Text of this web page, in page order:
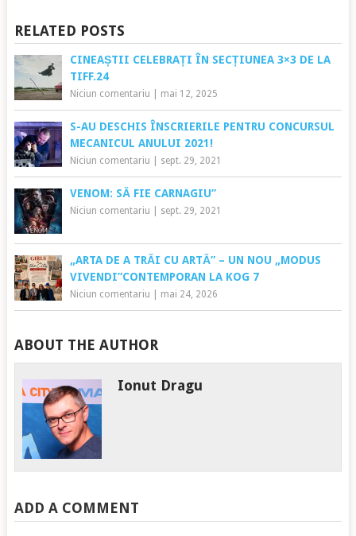
RELATED POSTS
CINEAȘTII CELEBRAȚI ÎN SECȚIUNEA 3×3 DE LA
TIFF.24
Niciun comentariu mai 12, 2025
S-AU DESCHIS ÎNSCRIERILE PENTRU CONCURSUL
MECANICUL ANULUI 2021!
Niciun comentariu sept. 29, 2021
VENOM: SĂ FIE CARNAGIU”
Niciun comentariu sept. 29, 2021
„ARTA DE A TRĂI CU ARTĂ” – UN NOU „MODUS
VIVENDI”CONTEMPORAN LA KOG 7
Niciun comentariu mai 24, 2026
ABOUT THE AUTHOR
Ionut Dragu
ADD A COMMENT